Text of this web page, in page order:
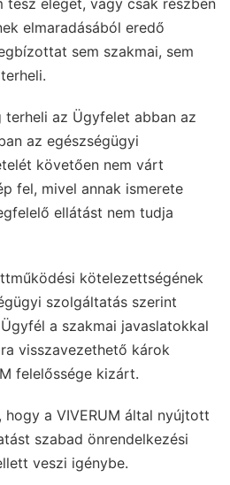
tesz eleget, vagy csak részben
elmaradásából eredő
sem szakmai, sem
terheli az Ügyfelet abban az
az egészségügyi
követően nem várt
fel, mivel annak ismerete
ellátást nem tudja
kötelezettségének
szolgáltatás szerint
a szakmai javaslatokkal
visszavezethető károk
felelőssége kizárt.
a VIVERUM által nyújtott
szabad önrendelkezési
veszi igénybe.